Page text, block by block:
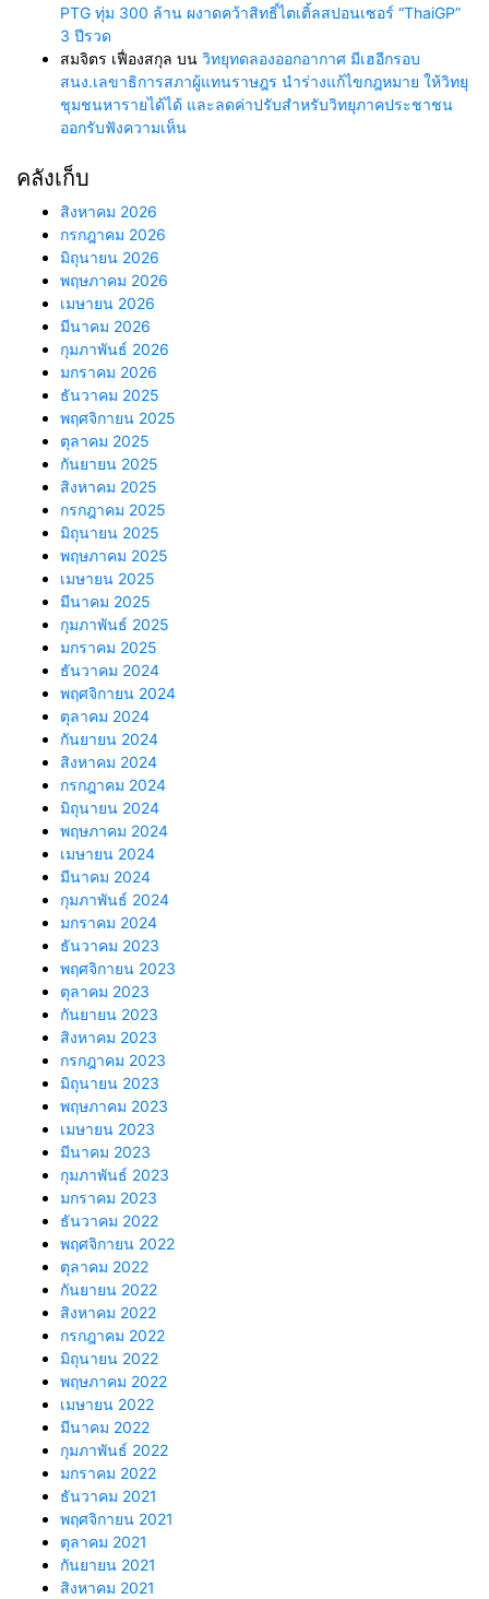
PTG ทุ่ม 300 ล้าน ผงาดคว้าสิทธิ์ไตเติ้ลสปอนเซอร์ “ThaiGP”
3 ปีรวด
สมจิตร เฟื่องสกุล บน วิทยุทดลองออกอากาศ มีเฮอีกรอบ
สนง.เลขาธิการสภาผู้แทนราษฎร นำร่างแก้ไขกฎหมาย ให้วิทยุ
ชุมชนหารายได้ได้ และลดค่าปรับสำหรับวิทยุภาคประชาชน
ออกรับฟังความเห็น
คลังเก็บ
สิงหาคม 2026
กรกฎาคม 2026
มิถุนายน 2026
พฤษภาคม 2026
เมษายน 2026
มีนาคม 2026
กุมภาพันธ์ 2026
มกราคม 2026
ธันวาคม 2025
พฤศจิกายน 2025
ตุลาคม 2025
กันยายน 2025
สิงหาคม 2025
กรกฎาคม 2025
มิถุนายน 2025
พฤษภาคม 2025
เมษายน 2025
มีนาคม 2025
กุมภาพันธ์ 2025
มกราคม 2025
ธันวาคม 2024
พฤศจิกายน 2024
ตุลาคม 2024
กันยายน 2024
สิงหาคม 2024
กรกฎาคม 2024
มิถุนายน 2024
พฤษภาคม 2024
เมษายน 2024
มีนาคม 2024
กุมภาพันธ์ 2024
มกราคม 2024
ธันวาคม 2023
พฤศจิกายน 2023
ตุลาคม 2023
กันยายน 2023
สิงหาคม 2023
กรกฎาคม 2023
มิถุนายน 2023
พฤษภาคม 2023
เมษายน 2023
มีนาคม 2023
กุมภาพันธ์ 2023
มกราคม 2023
ธันวาคม 2022
พฤศจิกายน 2022
ตุลาคม 2022
กันยายน 2022
สิงหาคม 2022
กรกฎาคม 2022
มิถุนายน 2022
พฤษภาคม 2022
เมษายน 2022
มีนาคม 2022
กุมภาพันธ์ 2022
มกราคม 2022
ธันวาคม 2021
พฤศจิกายน 2021
ตุลาคม 2021
กันยายน 2021
สิงหาคม 2021